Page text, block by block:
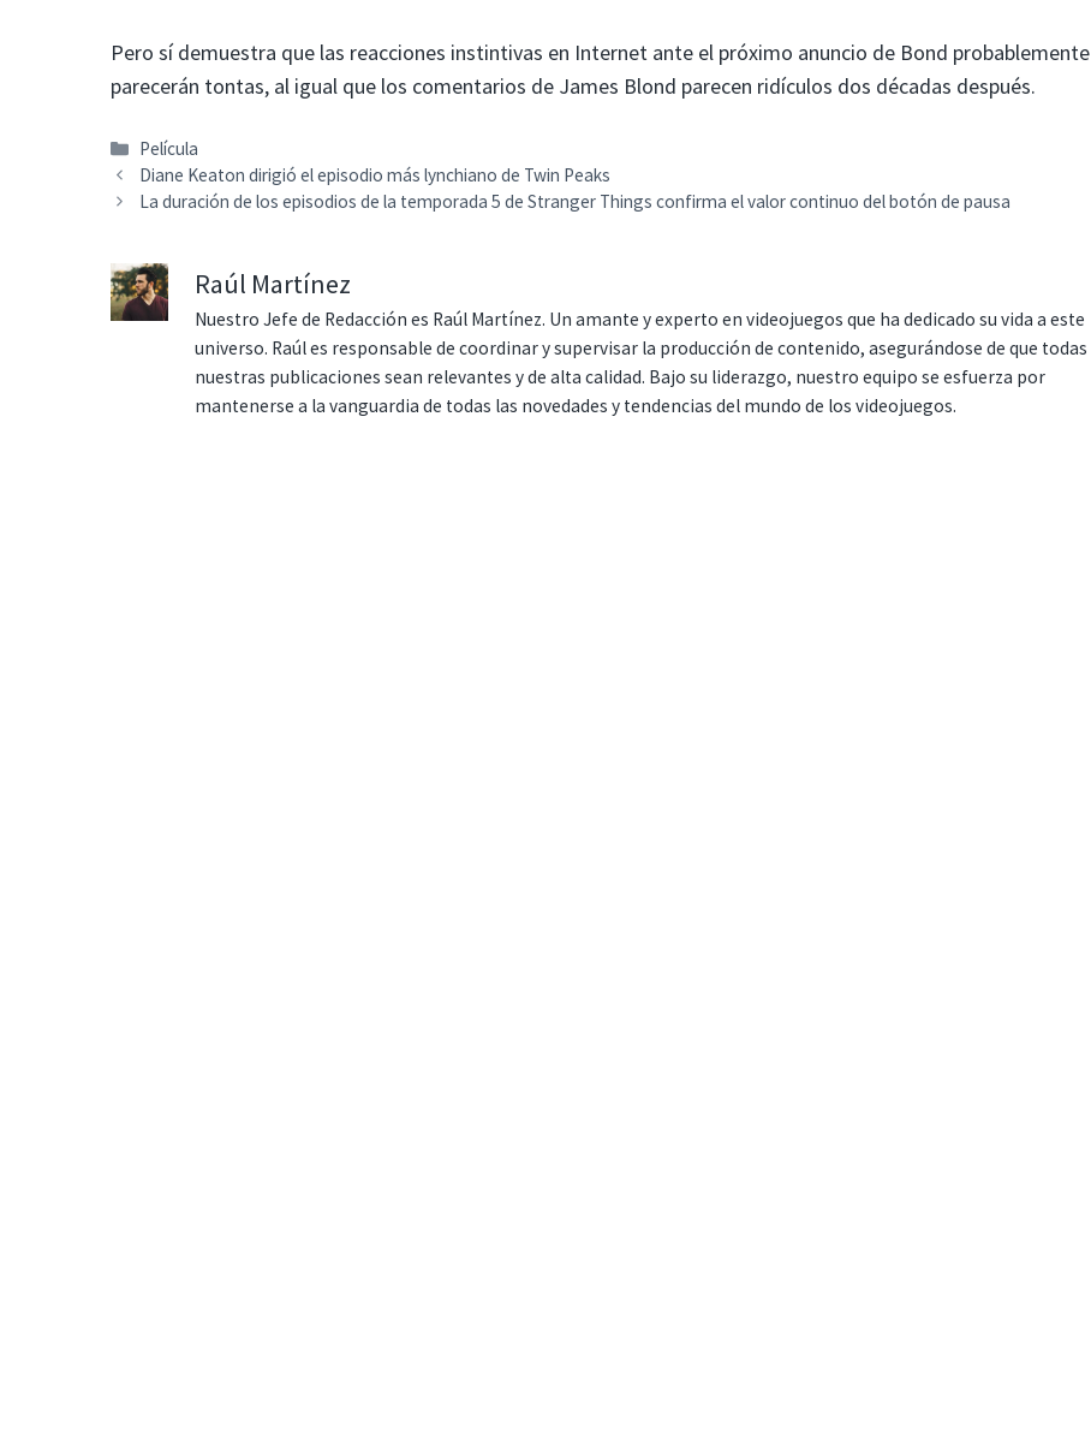
Pero sí demuestra que las reacciones instintivas en Internet ante el próximo anuncio de Bond probablemente
parecerán tontas, al igual que los comentarios de James Blond parecen ridículos dos décadas después.
Categorías
Película
Diane Keaton dirigió el episodio más lynchiano de Twin Peaks
La duración de los episodios de la temporada 5 de Stranger Things confirma el valor continuo del botón de pausa
Raúl Martínez
Nuestro Jefe de Redacción es Raúl Martínez. Un amante y experto en videojuegos que ha dedicado su vida a este
universo. Raúl es responsable de coordinar y supervisar la producción de contenido, asegurándose de que todas
nuestras publicaciones sean relevantes y de alta calidad. Bajo su liderazgo, nuestro equipo se esfuerza por
mantenerse a la vanguardia de todas las novedades y tendencias del mundo de los videojuegos.